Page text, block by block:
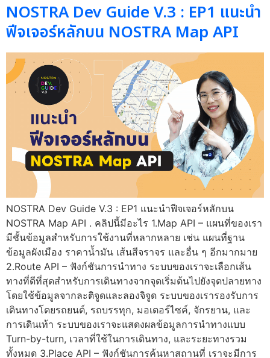
NOSTRA Dev Guide V.3 : EP1 แนะนำ
ฟีจเจอร์หลักบน NOSTRA Map API
NOSTRA Dev Guide V.3 : EP1 แนะนำฟีจเจอร์หลักบน
NOSTRA Map API . คลิปนี้มีอะไร 1.Map API – แผนที่ของเรา
มีชั้นข้อมูลสำหรับการใช้งานที่หลากหลาย เช่น แผนที่ฐาน
ข้อมูลผังเมือง ราคาน้ำมัน เส้นสีจราจร และอื่น ๆ อีกมากมาย
2.Route API – ฟังก์ชันการนำทาง ระบบของเราจะเลือกเส้น
ทางที่ดีที่สุดสำหรับการเดินทางจากจุดเริ่มต้นไปยังจุดปลายทาง
โดยใช้ข้อมูลจากละติจูดและลองจิจูด ระบบของเรารองรับการ
เดินทางโดยรถยนต์, รถบรรทุก, มอเตอร์ไซค์, จักรยาน, และ
การเดินเท้า ระบบของเราจะแสดงผลข้อมูลการนำทางแบบ
Turn-by-turn, เวลาที่ใช้ในการเดินทาง, และระยะทางรวม
ทั้งหมด 3.Place API – ฟังก์ชันการค้นหาสถานที่ เราจะมีการ